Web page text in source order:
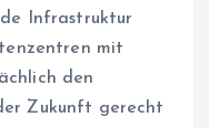
Infrastruktur
mit
den
Zukunft gerecht